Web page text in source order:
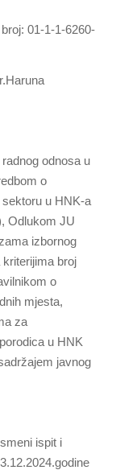
01-1-1-6260-
odnosa u
o
u HNK-a
Odlukom JU
izbornog
broj
o
mjesta,
za
u HNK
javnog
ispit i